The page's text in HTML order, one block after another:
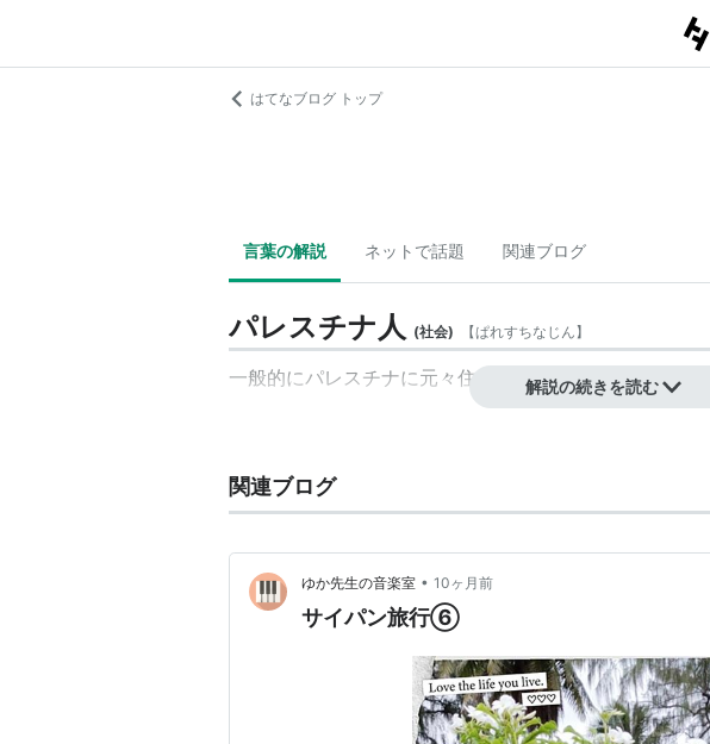
はてなブログ トップ
言葉の解説 ネットで話題 関連ブログ
パレスチナ人 (社会) 【ぱれすちなじん】
一般的にパレスチナに元々住んでいたアラブ人とアラビ
解説の続きを読む
関連ブログ
ゆか先生の音楽室 • 10ヶ月前
サイパン旅行⑥